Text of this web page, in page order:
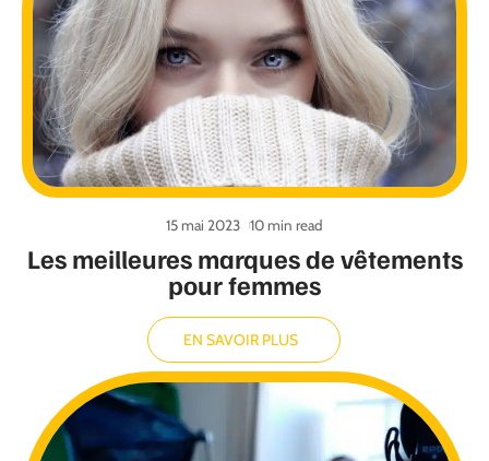
Les meilleures marques de vêtements
pour femmes
15 mai 2023 10 min read
EN SAVOIR PLUS